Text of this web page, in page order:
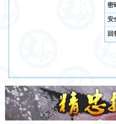
密
安
回